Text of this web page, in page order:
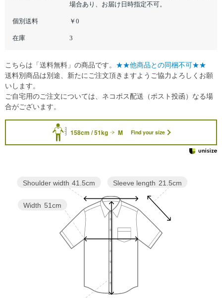
場合あり、お届け日時指定不可。
個別送料 ￥0
在庫 3
158cm / 51kg M Find your size
Sleeve length 21.5cm
Width 51cm
Shoulder width 41.5cm
こちらは「送料無料」の商品です。 ★★他商品との同梱不可★★
送料別商品は別途、新たにご注文頂きますようご協力よろしくお願
いします。
ご自宅用のご注文については、ネコポス配送（ポスト投函）なる場
合がございます。